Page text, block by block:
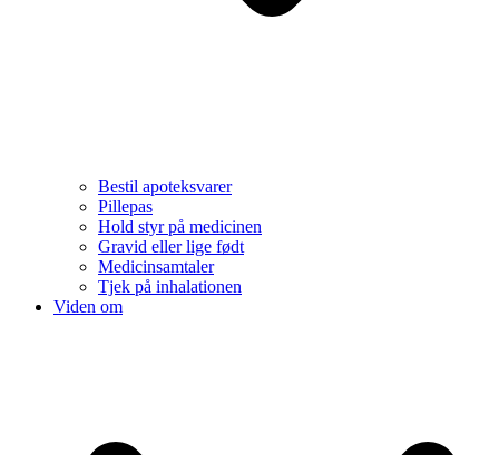
Bestil apoteksvarer
Pillepas
Hold styr på medicinen
Gravid eller lige født
Medicinsamtaler
Tjek på inhalationen
Viden om